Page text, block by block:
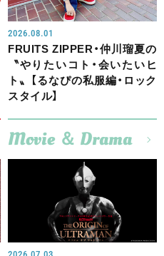
2026.08.01
FRUITS ZIPPER・仲川瑠夏の
〝やりたいコト・会いたいヒ
ト〟【るなぴの私服編・ロック
スタイル】
Movie ＆ Drama